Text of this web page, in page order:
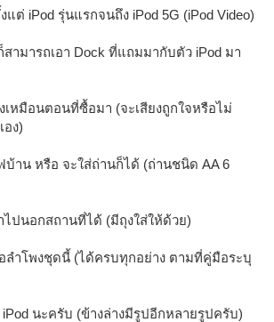
แต่ iPod รุ่นแรกจนถึง iPod 5G (iPod Video)
ามารถเอา Dock ที่แถมมากับตัว iPod มา
เหมือนตอนที่ซื้อมา (จะเสียงถูกใจหรือไม่
อง)
บ้าน หรือ จะใส่ถ่านก็ได้ (ถ่านชนิด AA 6
ไปนอกสถานที่ได้ (มีถุงใส่ให้ด้วย)
ลำโพงชุดนี้ (ได้ครบทุกอย่าง ตามที่คู่มือระบุ
iPod นะครับ (ข้างล่างมีรูปอีกหลายรูปครับ)